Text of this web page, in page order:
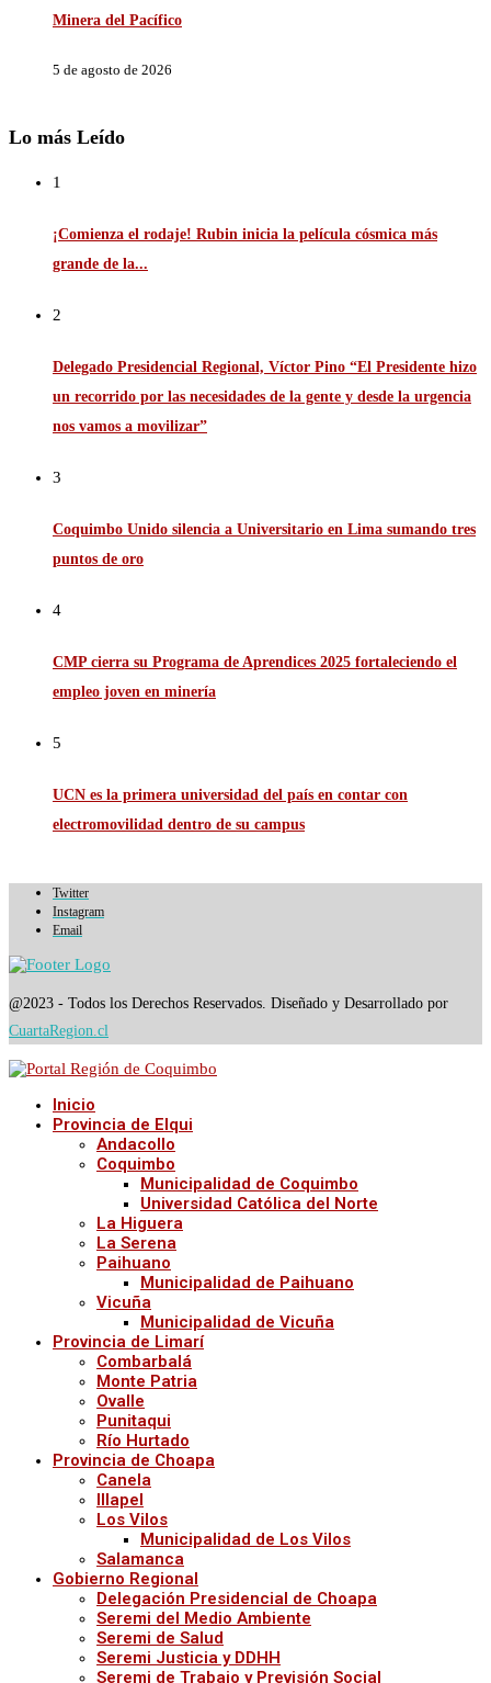
Minera del Pacífico
5 de agosto de 2026
Lo más Leído
1
¡Comienza el rodaje! Rubin inicia la película cósmica más
grande de la...
2
Delegado Presidencial Regional, Víctor Pino “El Presidente hizo
un recorrido por las necesidades de la gente y desde la urgencia
nos vamos a movilizar”
3
Coquimbo Unido silencia a Universitario en Lima sumando tres
puntos de oro
4
CMP cierra su Programa de Aprendices 2025 fortaleciendo el
empleo joven en minería
5
UCN es la primera universidad del país en contar con
electromovilidad dentro de su campus
Twitter
Instagram
Email
@2023 - Todos los Derechos Reservados. Diseñado y Desarrollado por
CuartaRegion.cl
Inicio
Provincia de Elqui
Andacollo
Coquimbo
Municipalidad de Coquimbo
Universidad Católica del Norte
La Higuera
La Serena
Paihuano
Municipalidad de Paihuano
Vicuña
Municipalidad de Vicuña
Provincia de Limarí
Combarbalá
Monte Patria
Ovalle
Punitaqui
Río Hurtado
Provincia de Choapa
Canela
Illapel
Los Vilos
Municipalidad de Los Vilos
Salamanca
Gobierno Regional
Delegación Presidencial de Choapa
Seremi del Medio Ambiente
Seremi de Salud
Seremi Justicia y DDHH
Seremi de Trabajo y Previsión Social